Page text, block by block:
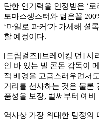
탄한 연기력을 인정받은 ‘
토마스생스터와 닮은꼴
‘마일로 파커’가 가세해 셜
할 예정이다.
[드림걸즈][브레이킹 던] 시
인 바 있는 빌 콘돈 감독이
적 배경을 고급스러우면서
거리를 선사하는 것은 물론
품성을 보장, 벌써부터 예
역사상 가장 위대한 탐정의